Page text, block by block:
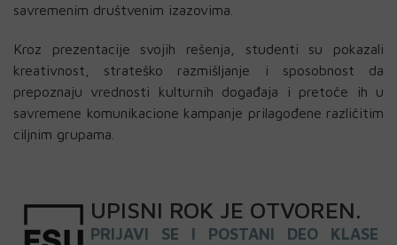
savremenim društvenim izazovima.
Kroz prezentacije svojih rešenja, studenti su pokazali
kreativnost, strateško razmišljanje i sposobnost da
prepoznaju vrednosti kulturnih događaja i pretoče ih u
savremene komunikacione kampanje prilagođene različitim
ciljnim grupama.
UPISNI ROK JE OTVOREN.
PRIJAVI SE I POSTANI DEO KLASE